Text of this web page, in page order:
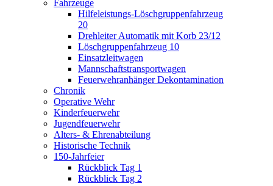
Fahrzeuge
Hilfeleistungs-Löschgruppenfahrzeug
20
Drehleiter Automatik mit Korb 23/12
Löschgruppenfahrzeug 10
Einsatzleitwagen
Mannschaftstransportwagen
Feuerwehranhänger Dekontamination
Chronik
Operative Wehr
Kinderfeuerwehr
Jugendfeuerwehr
Alters- & Ehrenabteilung
Historische Technik
150-Jahrfeier
Rückblick Tag 1
Rückblick Tag 2